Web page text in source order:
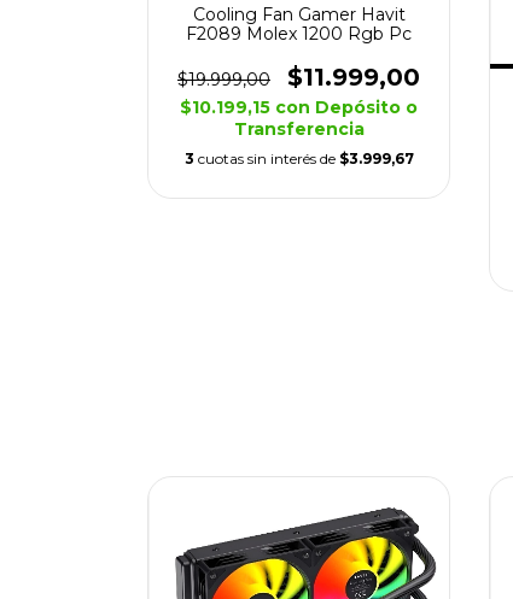
Cooling Fan Gamer Havit
F2089 Molex 1200 Rgb Pc
$19.999,00 $11.999,00
$10.199,15 con Depósito o
Transferencia
3 cuotas sin interés de $3.999,67